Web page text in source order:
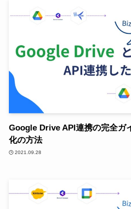
Google Drive API連携の完全ガ
化の方法
2021.09.28